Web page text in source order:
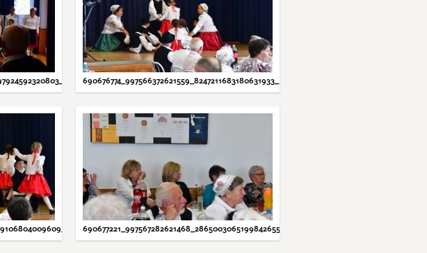
690676774_997566372621559_8247211683180631933_N.JPG
690677221_997567282621468_2865003065199842655_N.JPG